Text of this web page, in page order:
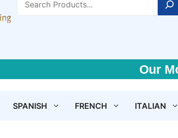
Our
SPANISH FRENCH ITALIAN